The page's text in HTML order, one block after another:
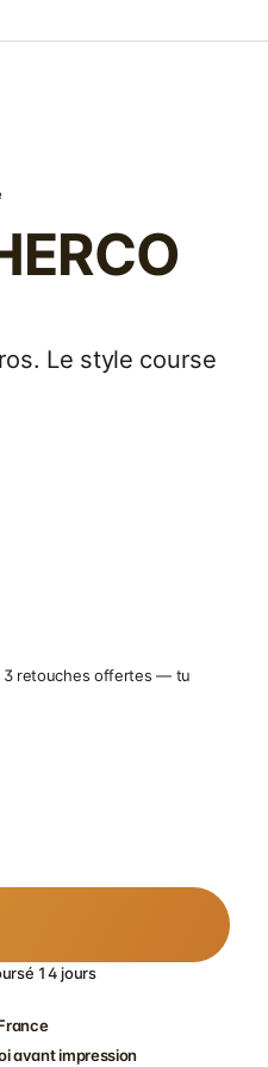
Le style course
3 retouches offertes — tu
14 jours
avant impression